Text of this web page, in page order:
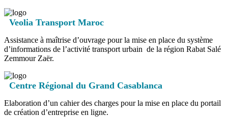
Veolia Transport Maroc
Assistance à maîtrise d’ouvrage pour la mise en place du système
d’informations de l’activité transport urbain de la région Rabat Salé
Zemmour Zaër.
Centre Régional du Grand Casablanca
Elaboration d’un cahier des charges pour la mise en place du portail
de création d’entreprise en ligne.